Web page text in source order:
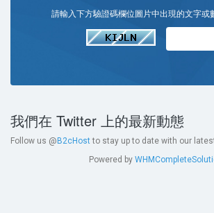
請輸入下方驗證碼欄位圖片中出現的文字或
我們在 Twitter 上的最新動態
Follow us @ B2cHostto stay up to date with our
Powered by